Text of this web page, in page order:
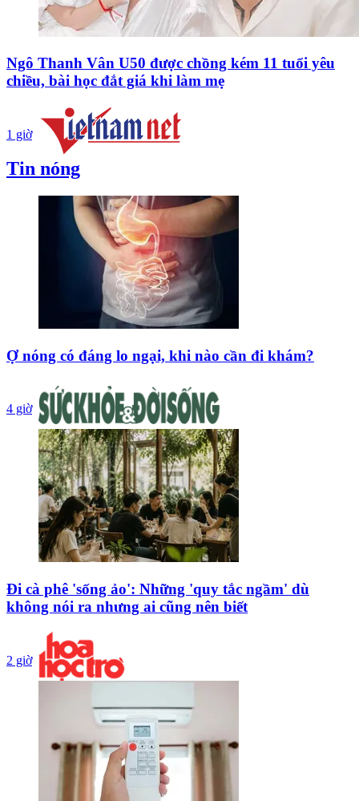
Ngô Thanh Vân U50 được chồng kém 11 tuổi yêu
chiều, bài học đắt giá khi làm mẹ
1 giờ
Tin nóng
Ợ nóng có đáng lo ngại, khi nào cần đi khám?
4 giờ
Đi cà phê 'sống ảo': Những 'quy tắc ngầm' dù
không nói ra nhưng ai cũng nên biết
2 giờ